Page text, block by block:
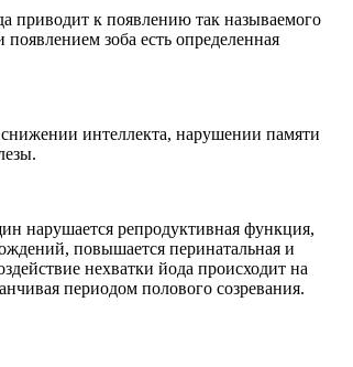
приводит к появлению так называемого
зоба есть определенная
интеллекта, нарушении памяти
нарушается репродуктивная функция,
повышается перинатальная и
нехватки йода происходит на
периодом полового созревания.